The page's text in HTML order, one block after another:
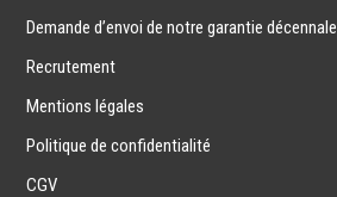
Demande d’envoi de notre garantie décennale
Recrutement
Mentions légales
Politique de confidentialité
CGV